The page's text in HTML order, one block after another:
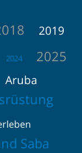
2019
2024 2025
Aruba
Saba